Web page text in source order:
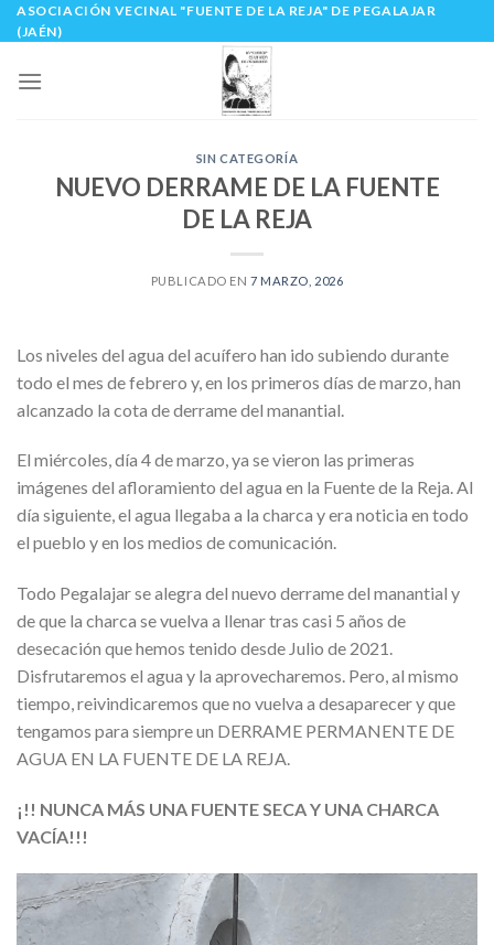
Skip
to
content
ASOCIACIÓN VECINAL "FUENTE DE LA REJA" DE PEGALAJAR
(JAÉN)
SIN CATEGORÍA
NUEVO DERRAME DE LA FUENTE
DE LA REJA
PUBLICADO EN 7 MARZO, 2026
Los niveles del agua del acuífero han ido subiendo durante
todo el mes de febrero y, en los primeros días de marzo, han
alcanzado la cota de derrame del manantial.
El miércoles, día 4 de marzo, ya se vieron las primeras
imágenes del afloramiento del agua en la Fuente de la Reja. Al
día siguiente, el agua llegaba a la charca y era noticia en todo
el pueblo y en los medios de comunicación.
Todo Pegalajar se alegra del nuevo derrame del manantial y
de que la charca se vuelva a llenar tras casi 5 años de
desecación que hemos tenido desde Julio de 2021.
Disfrutaremos el agua y la aprovecharemos. Pero, al mismo
tiempo, reivindicaremos que no vuelva a desaparecer y que
tengamos para siempre un DERRAME PERMANENTE DE
AGUA EN LA FUENTE DE LA REJA.
¡!! NUNCA MÁS UNA FUENTE SECA Y UNA CHARCA
VACÍA!!!